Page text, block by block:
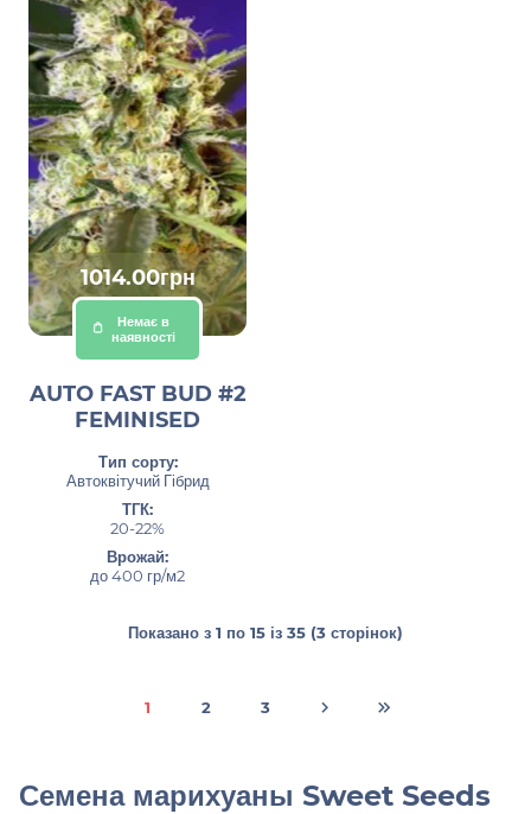
1014.00грн
Немає в
наявності
AUTO FAST BUD #2
FEMINISED
Тип сорту:
Автоквітучий Гібрид
ТГК:
20-22%
Врожай:
до 400 гр/м2
Показано з 1 по 15 із 35 (3 сторінок)
1 2 3
Семена марихуаны Sweet Seeds